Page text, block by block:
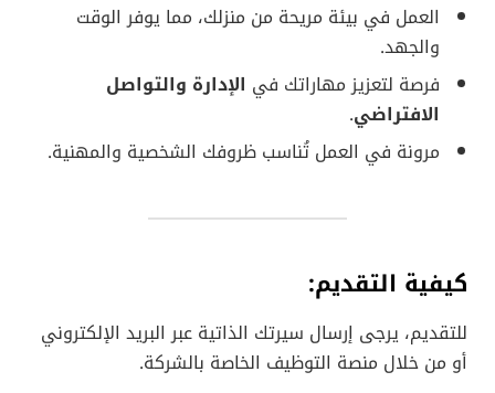
العمل في بيئة مريحة من منزلك، مما يوفر الوقت
والجهد.
فرصة لتعزيز مهاراتك في الإدارة والتواصل
الافتراضي.
مرونة في العمل تُناسب ظروفك الشخصية والمهنية.
كيفية التقديم:
للتقديم، يرجى إرسال سيرتك الذاتية عبر البريد الإلكتروني
أو من خلال منصة التوظيف الخاصة بالشركة.